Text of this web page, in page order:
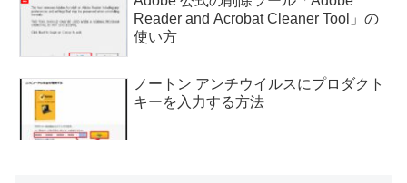
Reader and Acrobat Cleaner Tool」の
使い方
ノートン アンチウイルスにプロダクト
キーを入力する方法